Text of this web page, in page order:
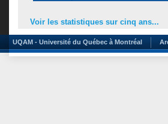
Voir les statistiques sur cinq ans...
UQAM - Université du Québec à Montréal